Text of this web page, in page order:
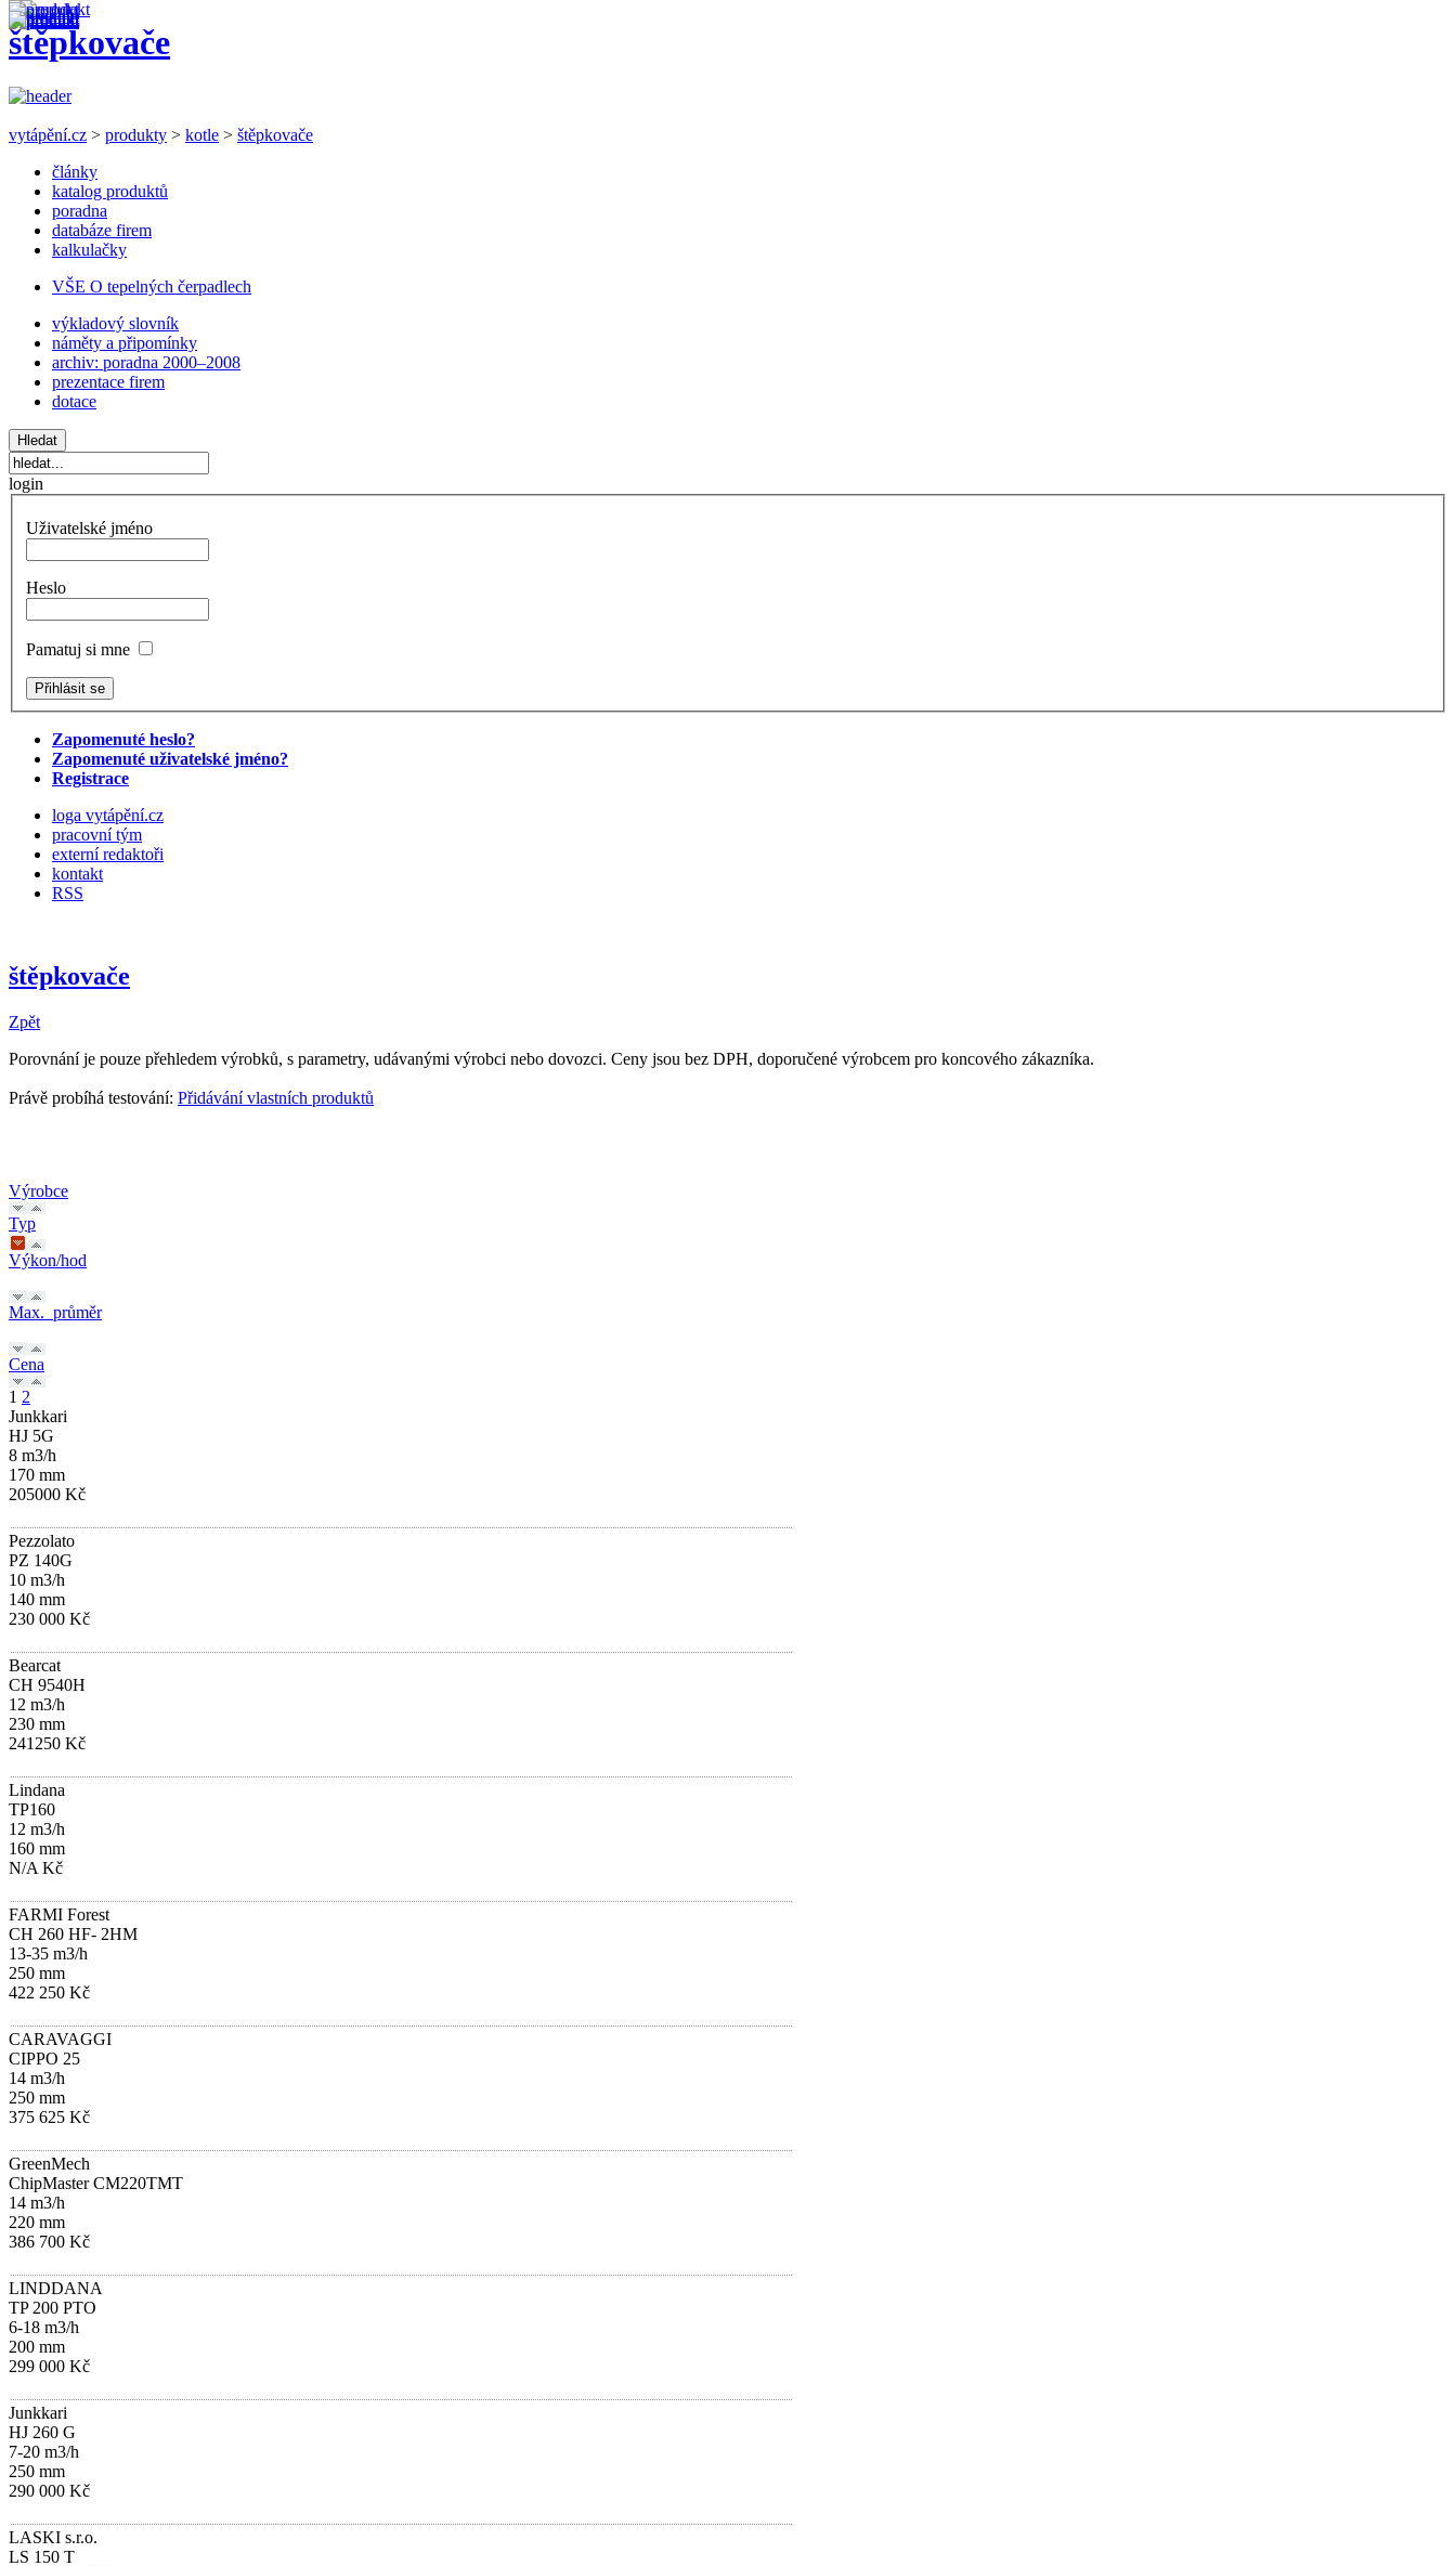
štěpkovače
vytápění.cz > produkty > kotle > štěpkovače
články
katalog produktů
poradna
databáze firem
kalkulačky
VŠE O tepelných čerpadlech
výkladový slovník
náměty a připomínky
archiv: poradna 2000–2008
prezentace firem
dotace
login
Uživatelské jméno
Heslo
Pamatuj si mne
Zapomenuté heslo?
Zapomenuté uživatelské jméno?
Registrace
loga vytápění.cz
pracovní tým
externí redaktoři
kontakt
RSS
štěpkovače
Zpět
Porovnání je pouze přehledem výrobků, s parametry, udávanými výrobci nebo dovozci. Ceny jsou bez DPH, doporučené výrobcem pro koncového zákazníka.
Právě probíhá testování: Přidávání vlastních produktů
Výrobce
Typ
Výkon/hod
Max._průměr
Cena
1 2
Junkkari
HJ 5G
8 m3/h
170 mm
205000 Kč
Pezzolato
PZ 140G
10 m3/h
140 mm
230 000 Kč
Bearcat
CH 9540H
12 m3/h
230 mm
241250 Kč
Lindana
TP160
12 m3/h
160 mm
N/A Kč
FARMI Forest
CH 260 HF- 2HM
13-35 m3/h
250 mm
422 250 Kč
CARAVAGGI
CIPPO 25
14 m3/h
250 mm
375 625 Kč
GreenMech
ChipMaster CM220TMT
14 m3/h
220 mm
386 700 Kč
LINDDANA
TP 200 PTO
6-18 m3/h
200 mm
299 000 Kč
Junkkari
HJ 260 G
7-20 m3/h
250 mm
290 000 Kč
LASKI s.r.o.
LS 150 T